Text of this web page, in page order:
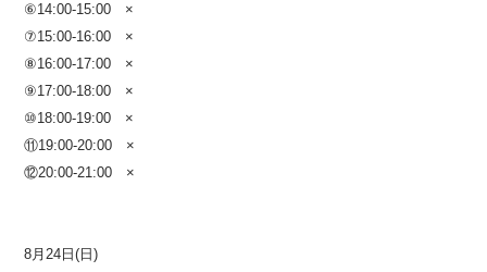
⑥14:00-15:00 ×
⑦15:00-16:00 ×
⑧16:00-17:00 ×
⑨17:00-18:00 ×
⑩18:00-19:00 ×
⑪19:00-20:00 ×
⑫20:00-21:00 ×
8月24日(日)